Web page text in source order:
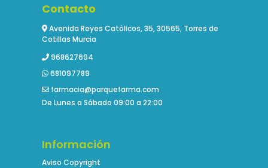
Contacto
Avenida Reyes Católicos, 35, 30565, Torres de
Cotillas Murcia
968627694
681097789
farmacia@parquefarma.com
De Lunes a Sábado 09:00 a 22:00
Información
Aviso Copyright